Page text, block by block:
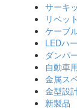
サーキ
リベッ
ケーブ
LEDハ
ダンパ
自動車
金属ス
金型設
新製品